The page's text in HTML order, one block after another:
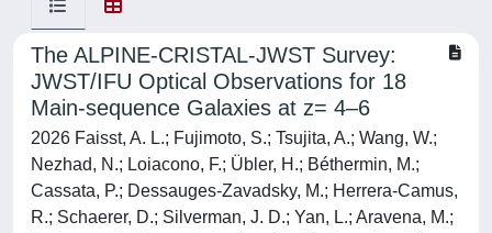
The ALPINE-CRISTAL-JWST Survey:
JWST/IFU Optical Observations for 18
Main-sequence Galaxies at z= 4–6
2026 Faisst, A. L.; Fujimoto, S.; Tsujita, A.; Wang, W.;
Nezhad, N.; Loiacono, F.; Übler, H.; Béthermin, M.;
Cassata, P.; Dessauges-Zavadsky, M.; Herrera-Camus,
R.; Schaerer, D.; Silverman, J. D.; Yan, L.; Aravena, M.;